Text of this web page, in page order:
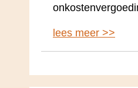
lees meer >>